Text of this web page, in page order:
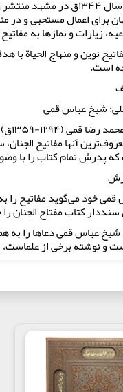
مفاتیح در سال
برای اعمال مستحبی و در
زیارات و نمازها به
نوین و منهاج الحیاة
است.
شیخ عباس قمی
پدرش تمام کتاب را با
خود می‌گوید مفاتیح را
کتاب مفتاح الجنان
شیخ عباس قمی دعاها را به
و نوشته برخی از علماست،
مفاتیح الجنان،
نمازها، اعمال شب و روز
برخی از دعاها و
سالیانه